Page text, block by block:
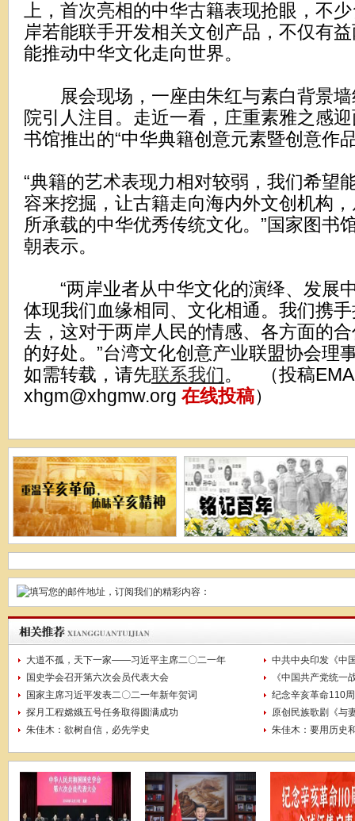
上，首次亮相的中华古籍表现抢眼，不
岸若能联手开发相关文创产品，不仅有
能推动中华文化走向世界。
展会现场，一座由朱红与素白背景墙
院引人注目。走近一看，庄重素雅之感
书馆推出的“中华典籍创意元素暨创意作
“典籍的艺术表现力相对较弱，我们希望
容来挖掘，让古籍走向海内外文创机构
所承载的中华优秀传统文化。”国家图书
朝表示。
“两岸业者从中华文化的演绎、发展
体现我们血缘相同、文化相通。我们携
去，这对于两岸人民的情感、各方面的
的好处。”台湾文化创意产业联盟协会理
如需转载，请先联系我们。 （投稿
xhgm@xhgmw.org 在线投稿）
大道不孤，天下一家——习近平主席二〇二一年
中共中央印发《中
国史学会召开第六次会员代表大会
《中国共产党统一
国家主席习近平发表二〇二一年新年贺词
纪念辛亥革命110
探月工程嫦娥五号任务取得圆满成功
原创民族歌剧《与
朱佳木：欲树自信，必先学史
朱佳木：要用历史